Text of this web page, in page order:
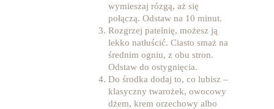
wymieszaj rózgą, aż się
połączą. Odstaw na 10 minut.
Rozgrzej patelnię, możesz ją
lekko natłuścić. Ciasto smaż na
średnim ogniu, z obu stron.
Odstaw do ostygnięcia.
Do środka dodaj to, co lubisz –
klasyczny twarożek, owocowy
dżem, krem orzechowy albo